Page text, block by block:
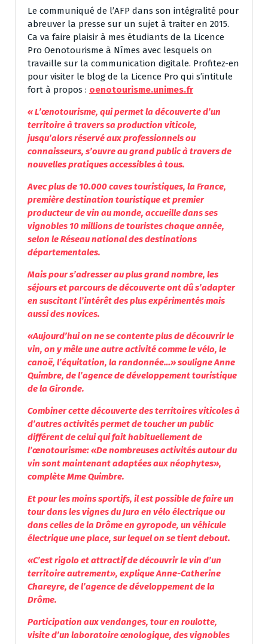
Le communiqué de l’AFP dans son intégralité pour
abreuver la presse sur un sujet à traiter en 2015.
Ca va faire plaisir à mes étudiants de la Licence
Pro Oenotourisme à Nîmes avec lesquels on
travaille sur la communication digitale. Profitez-en
pour visiter le blog de la Licence Pro qui s’intitule
fort à propos : oenotourisme.unimes.fr
« L’œnotourisme, qui permet la découverte d’un
territoire à travers sa production viticole,
jusqu’alors réservé aux professionnels ou
connaisseurs, s’ouvre au grand public à travers de
nouvelles pratiques accessibles à tous.
Avec plus de 10.000 caves touristiques, la France,
première destination touristique et premier
producteur de vin au monde, accueille dans ses
vignobles 10 millions de touristes chaque année,
selon le Réseau national des destinations
départementales.
Mais pour s’adresser au plus grand nombre, les
séjours et parcours de découverte ont dû s’adapter
en suscitant l’intérêt des plus expérimentés mais
aussi des novices.
«Aujourd’hui on ne se contente plus de découvrir le
vin, on y mêle une autre activité comme le vélo, le
canoë, l’équitation, la randonnée…» souligne Anne
Quimbre, de l’agence de développement touristique
de la Gironde.
Combiner cette découverte des territoires viticoles à
d’autres activités permet de toucher un public
différent de celui qui fait habituellement de
l’œnotourisme: «De nombreuses activités autour du
vin sont maintenant adaptées aux néophytes»,
complète Mme Quimbre.
Et pour les moins sportifs, il est possible de faire un
tour dans les vignes du Jura en vélo électrique ou
dans celles de la Drôme en gyropode, un véhicule
électrique une place, sur lequel on se tient debout.
«C’est rigolo et attractif de découvrir le vin d’un
territoire autrement», explique Anne-Catherine
Chareyre, de l’agence de développement de la
Drôme.
Participation aux vendanges, tour en roulotte,
visite d’un laboratoire œnologique, des vignobles